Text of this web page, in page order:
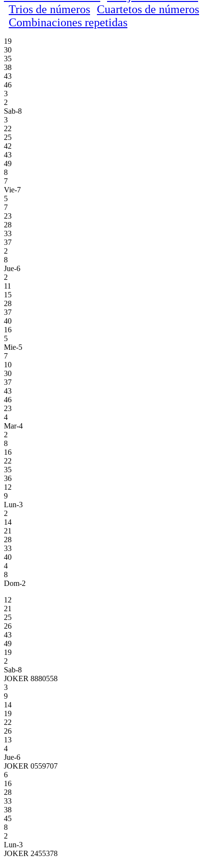
Trios de números Cuartetos de números
Combinaciones repetidas
19
30
35
38
43
46
3
2
Sab-8
3
22
25
42
43
49
8
7
Vie-7
5
7
23
28
33
37
2
8
Jue-6
2
11
15
28
37
40
16
5
Mie-5
7
10
30
37
43
46
23
4
Mar-4
2
8
16
22
35
36
12
9
Lun-3
2
14
21
28
33
40
4
8
Dom-2
12
21
25
26
43
49
19
2
Sab-8
JOKER 8880558
3
9
14
19
22
26
13
4
Jue-6
JOKER 0559707
6
16
28
33
38
45
8
2
Lun-3
JOKER 2455378